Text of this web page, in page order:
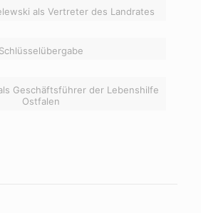
als Vertreter des Landrates
Schlüsselübergabe
Geschäftsführer der Lebenshilfe
Ostfalen